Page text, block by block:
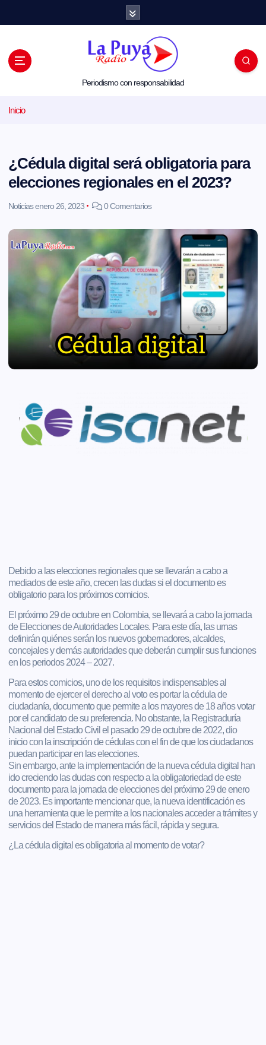
l
Periodismo con responsabilidad
Inicio
¿Cédula digital será obligatoria para
elecciones regionales en el 2023?
Noticiasenero 26, 2023 0 Comentarios
Debido a las elecciones regionales que se llevarán a cabo a
mediados de este año, crecen las dudas si el documento es
obligatorio para los próximos comicios.
El próximo 29 de octubre en Colombia, se llevará a cabo la jornada
de Elecciones de Autoridades Locales. Para este día, las urnas
definirán quiénes serán los nuevos gobernadores, alcaldes,
concejales y demás autoridades que deberán cumplir sus funciones
en los periodos 2024 – 2027.
Para estos comicios, uno de los requisitos indispensables al
momento de ejercer el derecho al voto es portar la cédula de
ciudadanía, documento que permite a los mayores de 18 años votar
por el candidato de su preferencia. No obstante, la Registraduría
Nacional del Estado Civil el pasado 29 de octubre de 2022, dio
inicio con la inscripción de cédulas con el fin de que los ciudadanos
puedan participar en las elecciones.
Sin embargo, ante la implementación de la nueva cédula digital han
ido creciendo las dudas con respecto a la obligatoriedad de este
documento para la jornada de elecciones del próximo 29 de enero
de 2023. Es importante mencionar que, la nueva identificación es
una herramienta que le permite a los nacionales acceder a trámites y
servicios del Estado de manera más fácil, rápida y segura.
¿La cédula digital es obligatoria al momento de votar?